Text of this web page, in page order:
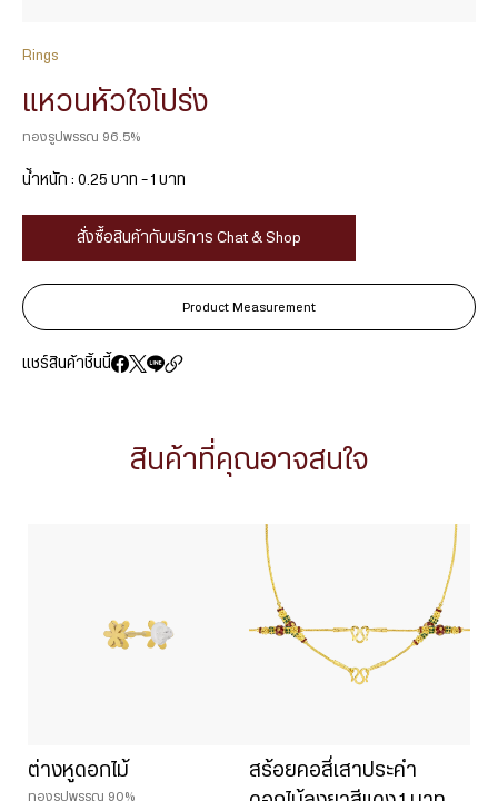
Rings
แหวนหัวใจโปร่ง
ทองรูปพรรณ 96.5%
น้ำหนัก : 0.25 บาท – 1 บาท
สั่งซื้อสินค้ากับบริการ Chat & Shop
Product Measurement
แชร์สินค้าชิ้นนี้
สินค้าที่คุณอาจสนใจ
ต่างหูดอกไม้
ทองรูปพรรณ 90%
สร้อยคอสี่เสาประคำ